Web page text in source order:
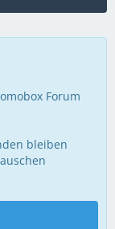
Forum
bleiben